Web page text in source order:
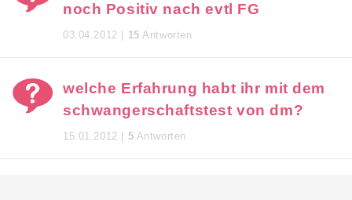
noch Positiv nach evtl FG
03.04.2012 | 15 Antworten
welche Erfahrung habt ihr mit dem
schwangerschaftstest von dm?
15.01.2012 | 5 Antworten